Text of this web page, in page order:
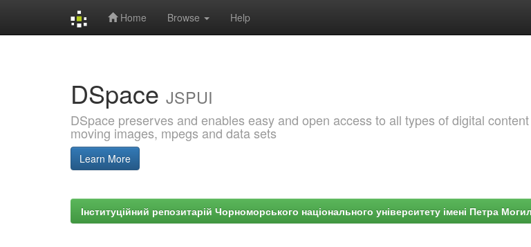
Home Browse Help
DSpace JSPUI
DSpace preserves and enables easy and open access to all types of digital
moving images, mpegs and data sets
Learn More
Інституційний репозитарій Чорноморського національного університету імені Петра